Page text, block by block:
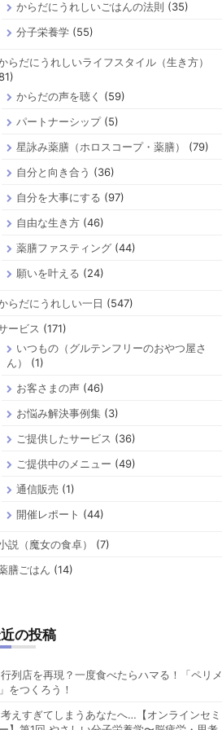
からだにうれしいごはんの法則 (35)
分子栄養学(55)
らだにうれしいライフスタイル（生き方）
からだの声を聴く
(59)
パートナーシップ(5)
星詠み薬膳（ホロスコープ・薬膳）
(79)
自分と向き合う (36)
自分を大事にする (97)
自由な生き方(46)
薬膳ファスティング(44)
願いを叶える (24)
らだにうれしい一日 (547)
ービス (171)
いつもの（グルテンフリーのおやつ屋さ
ん）
(1)
お客さまの声(46)
お悩み解決事例集 (3)
ご提供したサービス (36)
ご提供中のメニュー (49)
通信販売 (1)
開催レポート (44)
説（魔女の食卓）
(7)
膳ごはん (14)
の投稿
行列店を再現？一度食べたらハマる！「ペリメ
をつくろう！
考えすぎてしまうあなたへ…【オンラインセミ